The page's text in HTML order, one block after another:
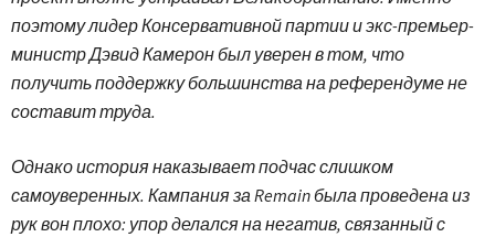
поэтому лидер Консервативной партии и экс-премьер-
министр Дэвид Камерон был уверен в том, что
получить поддержку большинства на референдуме не
составит труда.
Однако история наказывает подчас слишком
самоуверенных. Кампания за Remain была проведена из
рук вон плохо: упор делался на негатив, связанный с